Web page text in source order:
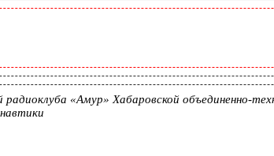
радиоклуба «Амур» Хабаровской